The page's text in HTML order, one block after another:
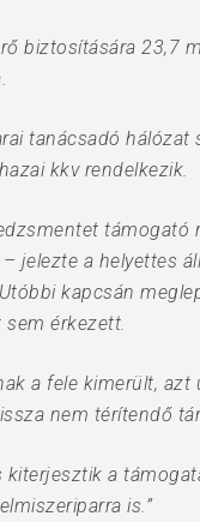
biztosítására 23,7
tanácsadó hálózat
kkv rendelkezik.
támogató
jelezte a helyettes
kapcsán
sem érkezett.
a fele kimerült, azt
nem térítendő
a
is.”